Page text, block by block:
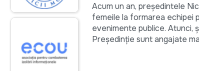
Acum un an, preşedintele
femeile la formarea echipei
evenimente publice. Atunci,
Preşedinţie sunt angajate